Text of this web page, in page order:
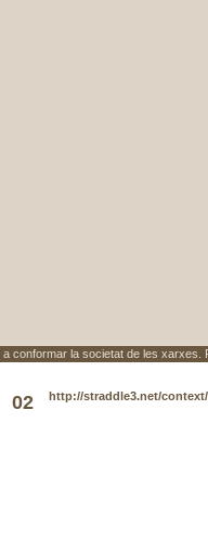
conformar la societat de les
02 http://straddle3.net/context/